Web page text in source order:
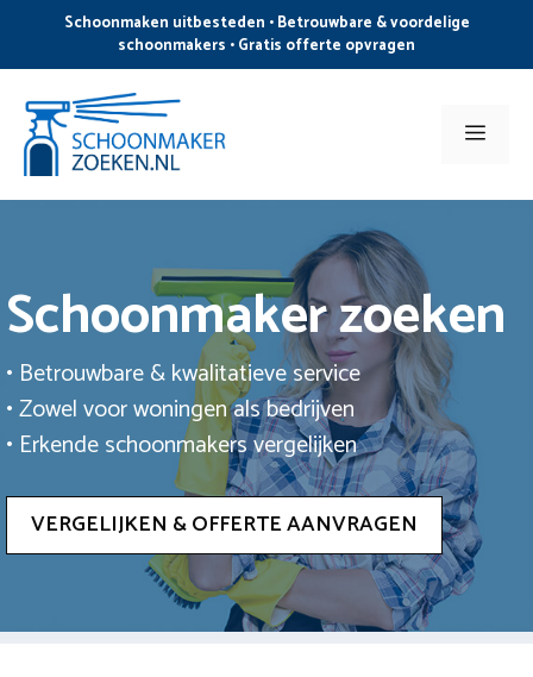
de
inhoud
Schoonmaken uitbesteden • Betrouwbare & voordelige
schoonmakers • Gratis offerte opvragen
Menu
Schoonmaker zoeken
• Betrouwbare & kwalitatieve service
• Zowel voor woningen als bedrijven
• Erkende schoonmakers vergelijken
VERGELIJKEN & OFFERTE AANVRAGEN